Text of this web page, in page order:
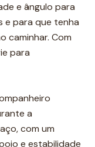
e ângulo para
e para que tenha
caminhar. Com
para
a
com um
e estabilidade